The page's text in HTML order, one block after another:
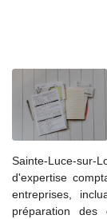
Sainte-Luce-sur-
d'expertise
entreprises,
préparation des